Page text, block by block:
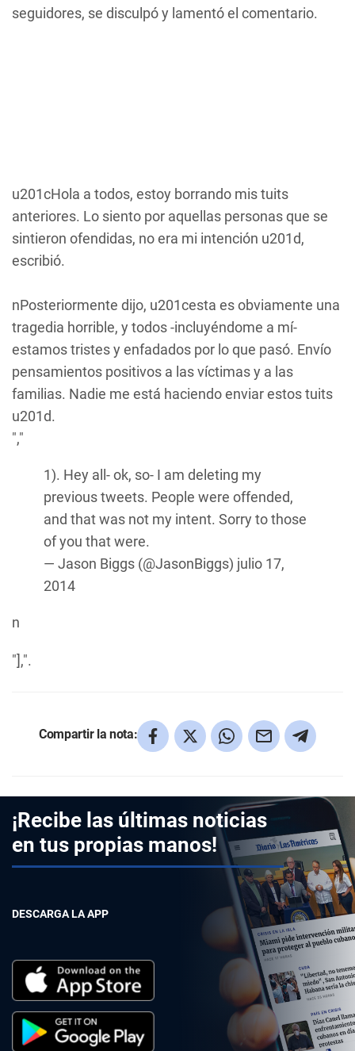
seguidores, se disculpó y lamentó el comentario.
u201cHola a todos, estoy borrando mis tuits
anteriores. Lo siento por aquellas personas que se
sintieron ofendidas, no era mi intención u201d,
escribió.
nPosteriormente dijo, u201cesta es obviamente una
tragedia horrible, y todos -incluyéndome a mí-
estamos tristes y enfadados por lo que pasó. Envío
pensamientos positivos a las víctimas y a las
familias. Nadie me está haciendo enviar estos tuits
u201d.
","
1). Hey all- ok, so- I am deleting my
previous tweets. People were offended,
and that was not my intent. Sorry to those
of you that were.
— Jason Biggs (@JasonBiggs) julio 17,
2014
n
"],".
Compartir la nota:
¡Recibe las últimas noticias
en tus propias manos!
DESCARGA LA APP